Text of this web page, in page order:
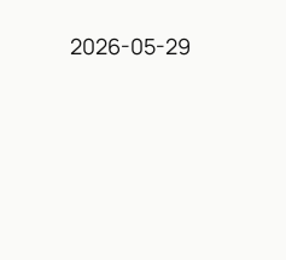
2026-05-29